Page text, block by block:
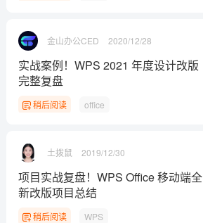
金山办公CED 2020/12/28
实战案例！WPS 2021 年度设计改版
完整复盘
稍后阅读 office
土拨鼠 2019/12/30
项目实战复盘！WPS Office 移动端全
新改版项目总结
稍后阅读 WPS